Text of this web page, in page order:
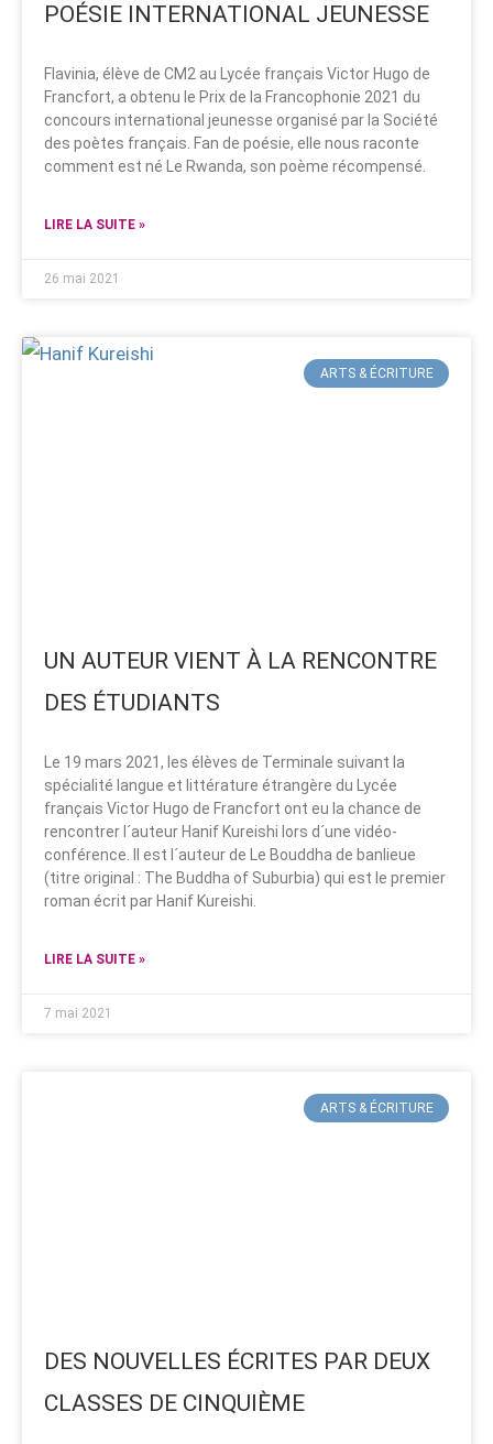
POÉSIE INTERNATIONAL JEUNESSE
Flavinia, élève de CM2 au Lycée français Victor Hugo de
Francfort, a obtenu le Prix de la Francophonie 2021 du
concours international jeunesse organisé par la Société
des poètes français. Fan de poésie, elle nous raconte
comment est né Le Rwanda, son poème récompensé.
LIRE LA SUITE »
26 mai 2021
ARTS & ÉCRITURE
UN AUTEUR VIENT À LA RENCONTRE
DES ÉTUDIANTS
Le 19 mars 2021, les élèves de Terminale suivant la
spécialité langue et littérature étrangère du Lycée
français Victor Hugo de Francfort ont eu la chance de
rencontrer l´auteur Hanif Kureishi lors d´une vidéo-
conférence. Il est l´auteur de Le Bouddha de banlieue
(titre original : The Buddha of Suburbia) qui est le premier
roman écrit par Hanif Kureishi.
LIRE LA SUITE »
7 mai 2021
ARTS & ÉCRITURE
DES NOUVELLES ÉCRITES PAR DEUX
CLASSES DE CINQUIÈME